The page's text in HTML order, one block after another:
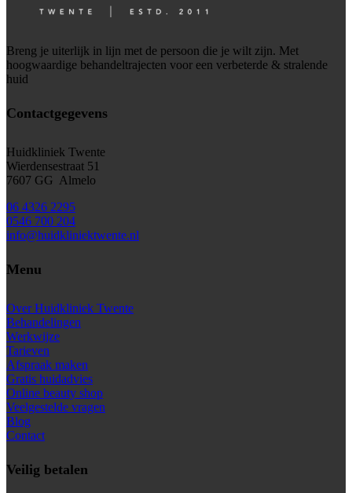
Breng je uiterlijk in lijn met de persoon die je wilt zijn. Met
hoogwaardige behandeltrajecten voor een verbeterde & stralende
huid
Contactgegevens
Huidkliniek Twente
Wierdensestraat 51
7607 GG Almelo
06 4326 2295
0546 700 204
info@huidkliniektwente.nl
Menu
Over Huidkliniek Twente
Behandelingen
Werkwijze
Tarieven
Afspraak maken
Gratis huidadvies
Online beauty shop
Veelgestelde vragen
Blog
Contact
Veilig betalen